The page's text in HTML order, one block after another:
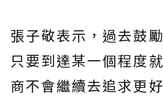
張子敬表示，過去鼓
只要到達某一個程度
商不會繼續去追求更